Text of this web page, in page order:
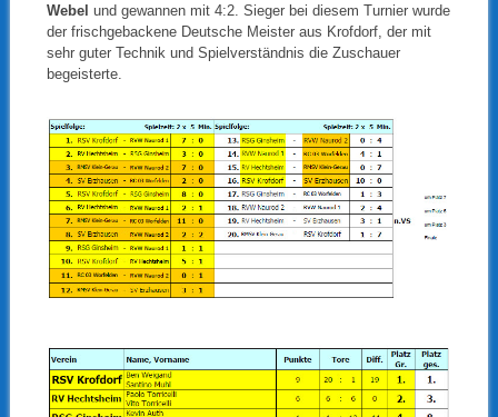
Webel und gewannen mit 4:2. Sieger bei diesem Turnier wurde
der frischgebackene Deutsche Meister aus Krofdorf, der mit
sehr guter Technik und Spielverständnis die Zuschauer
begeisterte.